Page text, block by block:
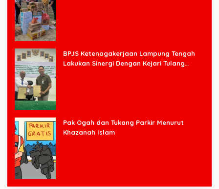
BPJS Ketenagakerjaan Lampung Tengah
Lakukan Sinergi Dengan Kejari Tulang
Pak Ogah dan Tukang Parkir Menurut
Khazanah Islam